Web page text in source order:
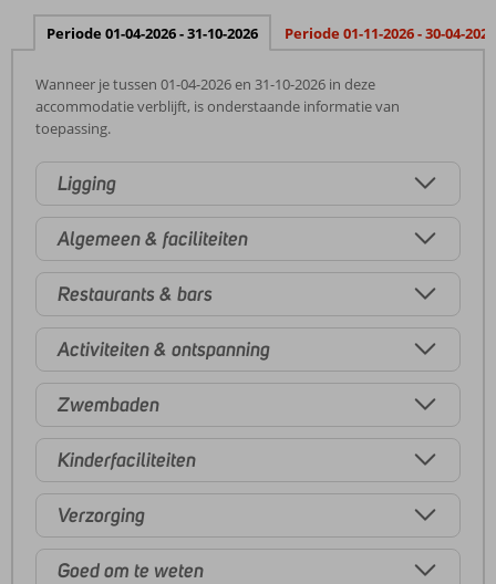
Periode 01-04-2026 - 31-10-2026 Periode 01-11-2026 - 30-04-2027
Wanneer je tussen 01-04-2026 en 31-10-2026 in deze
accommodatie verblijft, is onderstaande informatie van
toepassing.
Ligging
Algemeen & faciliteiten
Restaurants & bars
Activiteiten & ontspanning
Zwembaden
Kinderfaciliteiten
Verzorging
Goed om te weten